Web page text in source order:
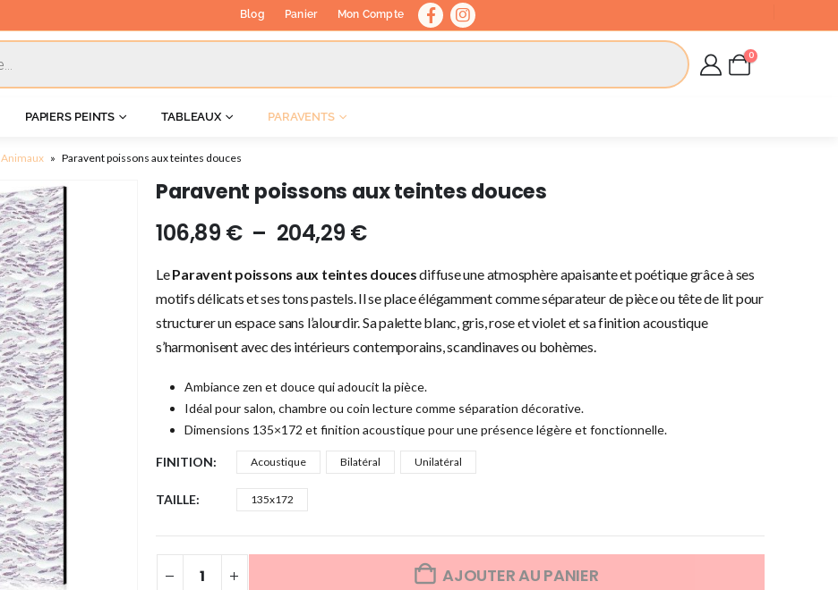
Blog Panier Mon Compte
0
PAPIERS PEINTS TABLEAUX PARAVENTS
Animaux » Paravent poissons aux teintes douces
Paravent poissons aux teintes douces
106,89 € – 204,29 €
LeParavent poissons aux teintes doucesdiffuse une atmosphère apaisante et poétique grâce à ses
motifs délicats et ses tons pastels. Il se place élégamment comme séparateur de pièce ou tête de lit pour
structurer un espace sans l’alourdir. Sa palette blanc, gris, rose et violet et sa finition acoustique
s’harmonisent avec des intérieurs contemporains, scandinaves ou bohèmes.
Ambiance zen et douce qui adoucit la pièce.
Idéal pour salon, chambre ou coin lecture comme séparation décorative.
Dimensions 135×172 et finition acoustique pour une présence légère et fonctionnelle.
FINITION Acoustique Bilatéral Unilatéral
TAILLE 135x172
AJOUTER AU PANIER